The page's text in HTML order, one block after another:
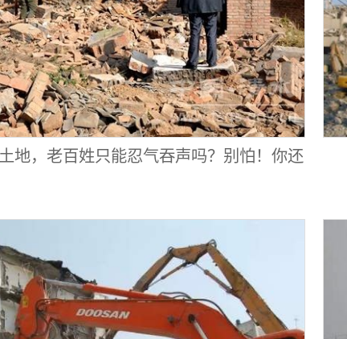
地，老百姓只能忍气吞声吗？别怕！你还